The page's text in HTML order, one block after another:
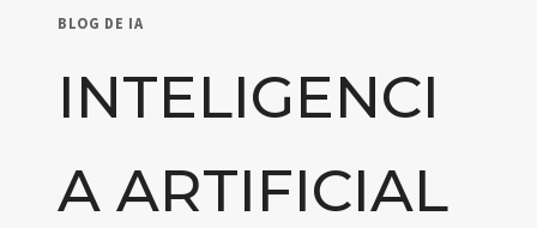
BLOG DE IA
INTELIGENCI
A ARTIFICIAL